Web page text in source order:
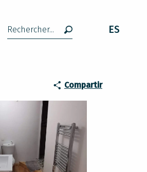
Buscar ES
Compartir